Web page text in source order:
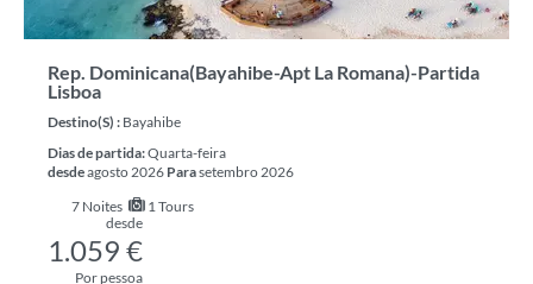
Rep. Dominicana(Bayahibe-Apt La Romana)-Partida
Lisboa
Destino(s) : Bayahibe
Dias de partida:Quarta-feira
desdeagosto 2026 Parasetembro 2026
7 Noites
1 Tours
desde
1.059 €
Por pessoa